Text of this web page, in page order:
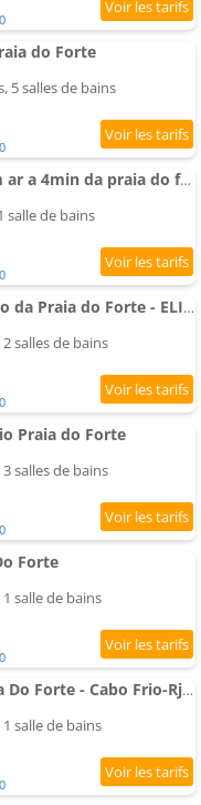
do Forte
5 salles de bains
Estúdio moderno com ar a 4min da praia do forte para 6 pessoas
salle de bains
Apto Amplo e Pertinho da Praia do Forte - ELI410
salles de bains
Praia do Forte
salles de bains
Forte
salle de bains
Apartamento Na Praia Do Forte - Cabo Frio-Rj - Com Estacionamento
salle de bains